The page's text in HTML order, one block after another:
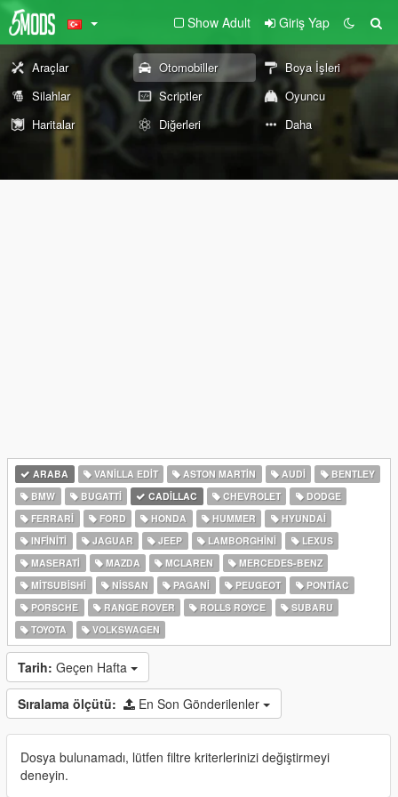
Show Adult Giriş Yap
Araçlar Otomobiller
Boya İşleri
Silahlar
Scriptler
Oyuncu
Haritalar
Diğerleri Daha
ARABA VANILLA EDIT ASTON MARTIN AUDI
BENTLEY
BMW
BUGATTI CADILLAC CHEVROLET
DODGE
FERRARI
FORD HONDA HUMMER
HYUNDAI
INFINITI
JAGUAR JEEP LAMBORGHINI
LEXUS
MASERATI
MAZDA MCLAREN
MERCEDES-BENZ
MITSUBISHI
NISSAN PAGANI PEUGEOT
PONTIAC
PORSCHE
RANGE ROVER ROLLS ROYCE
SUBARU
TOYOTA
VOLKSWAGEN
Tarih: Geçen Hafta
Sıralama ölçütü: En Son Gönderilenler
Dosya bulunamadı, lütfen filtre kriterlerinizi değiştirmeyi
deneyin.